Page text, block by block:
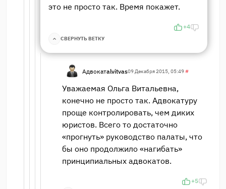
это не просто так. Время покажет.
+4
СВЕРНУТЬ ВЕТКУ
Адвокатalvitvas09 Декабря 2015, 05:49#
Уважаемая Ольга Витальевна,
конечно не просто так. Адвокатуру
проще контролировать, чем диких
юристов. Всего то достаточно
«прогнуть» руководство палаты, что
бы оно продолжило «нагибать»
принципиальных адвокатов.
+5